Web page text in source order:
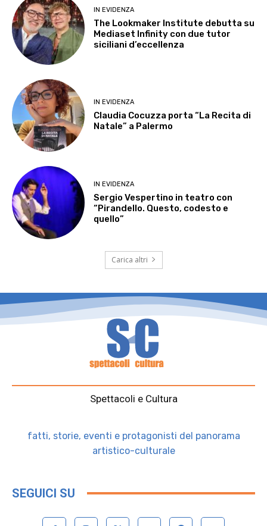
IN EVIDENZA
The Lookmaker Institute debutta su
Mediaset Infinity con due tutor
siciliani d’eccellenza
IN EVIDENZA
Claudia Cocuzza porta “La Recita di
Natale” a Palermo
IN EVIDENZA
Sergio Vespertino in teatro con
“Pirandello. Questo, codesto e
quello”
Carica altri
Spettacoli e Cultura
fatti, storie, eventi e protagonisti del panorama
artistico-culturale
SEGUICI SU